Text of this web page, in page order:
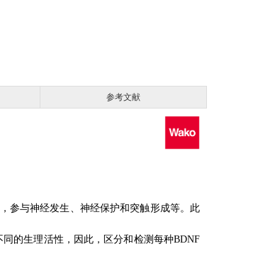
参考文献
参与神经发生、神经保护和突触形成等。此
同的生理活性，因此，区分和检测每种BDNF